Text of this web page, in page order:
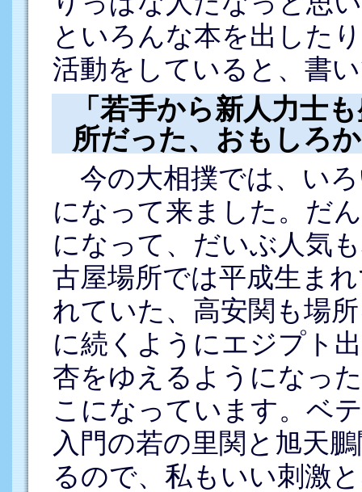
といろんな本を出した
活動をしていると、書
「若手から新人力士
所だった、おもしろ
今の大相撲では、い
になって来ました。だ
になって、だいぶ人気
古屋場所では平成生ま
れていた、高安関も場
に続くようにエジプト
杏をゆえるようになっ
こになっています。ベ
入門の若の里関と旭天
るので、私もいい刺激